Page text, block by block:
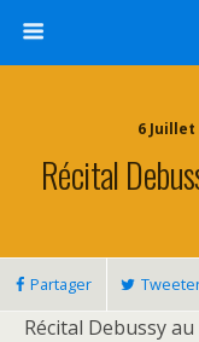
6 Juillet
Récital
Partager
Récital Debussy